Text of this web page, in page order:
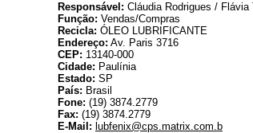
Responsável: Cláudia Rodrigues / Flávia
Função: Vendas/Compras
Recicla: ÓLEO LUBRIFICANTE
Endereço: Av. Paris 3716
CEP: 13140-000
Cidade: Paulínia
Estado: SP
País: Brasil
Fone: (19) 3874.2779
Fax: (19) 3874.2779
E-Mail: lubfenix@cps.matrix.com.b